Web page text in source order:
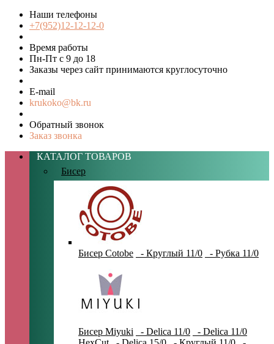
Наши телефоны
+7(952)12-12-12-0
Время работы
Пн-Пт с 9 до 18
Заказы через сайт принимаются круглосуточно
E-mail
krukoko@bk.ru
Обратный звонок
Заказ звонка
КАТАЛОГ ТОВАРОВ
Бисер
Бисер Cotobe - Круглый 11/0 - Рубка 11/0
Бисер Miyuki - Delica 11/0
- Delica 11/0